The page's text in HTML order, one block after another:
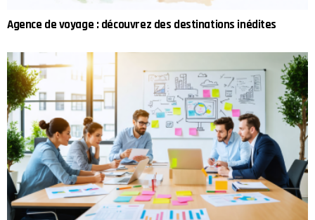
Agence de voyage : découvrez des destinations inédites